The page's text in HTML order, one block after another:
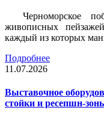
Черноморское
живописных
каждый из которых
Подробнее
11.07.2026
Выставочное
стойки и ресепшн-